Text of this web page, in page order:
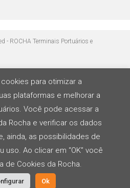
- ROCHA Terminais Portuários e
para otimizar a
plataformas e melhorar a
Você pode acessar a
Rocha e verificar os dados
ainda, as possibilidades de
uso. Ao clicar em “OK” você
de Cookies da Rocha.
Ok